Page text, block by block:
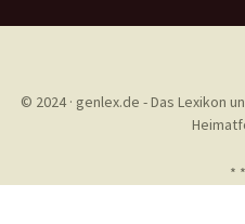
© 2024 · genlex.de - Das Lexikon
*